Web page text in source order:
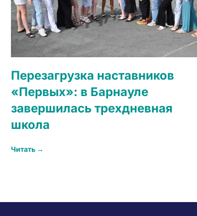
Перезагрузка наставников
«Первых»: в Барнауле
завершилась трехдневная
школа
Читать →